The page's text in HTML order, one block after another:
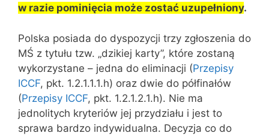
w razie pominięcia może zostać uzupełniony.
Polska posiada do dyspozycji trzy zgłoszenia do
MŚ z tytułu tzw. „dzikiej karty”, które zostaną
wykorzystane – jedna do eliminacji (Przepisy
ICCF, pkt. 1.2.1.1.1.h) oraz dwie do półfinałów
(Przepisy ICCF, pkt. 1.2.1.2.1.h). Nie ma
jednolitych kryteriów jej przydziału i jest to
sprawa bardzo indywidualna. Decyzja co do